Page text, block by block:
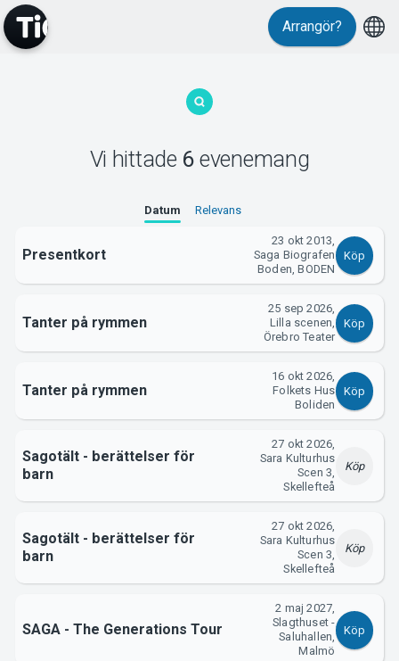
MyTickster
Arrangör?
Vi hittade 6 evenemang
Datum Relevans
Presentkort
23 okt 2013,
Saga Biografen
Boden, BODEN
Köp
Tanter på rymmen
25 sep 2026,
Lilla scenen,
Örebro Teater
Köp
Tanter på rymmen
16 okt 2026,
Folkets Hus
Boliden
Köp
Sagotält - berättelser för
barn
27 okt 2026,
Sara Kulturhus
Scen 3,
Skellefteå
Köp
Sagotält - berättelser för
barn
27 okt 2026,
Sara Kulturhus
Scen 3,
Skellefteå
Köp
SAGA - The Generations Tour
2 maj 2027,
Slagthuset -
Saluhallen,
Malmö
Köp